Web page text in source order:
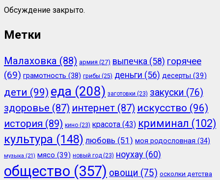
Обсуждение закрыто.
Метки
Малаховка (88) армия (27) выпечка (58) горячее
(69) грамотность (38) грибы (25) деньги (56) десерты (39)
дети (99) еда (208) заготовки (23) закуски (76)
здоровье (87) интернет (87) искусство (96)
история (89) кино (23) красота (43) криминал (102)
культура (148) любовь (51) моя родословная (34)
музыка (21) мясо (39) новый год (23) ноухау (60)
общество (357) овощи (75) осколки детства